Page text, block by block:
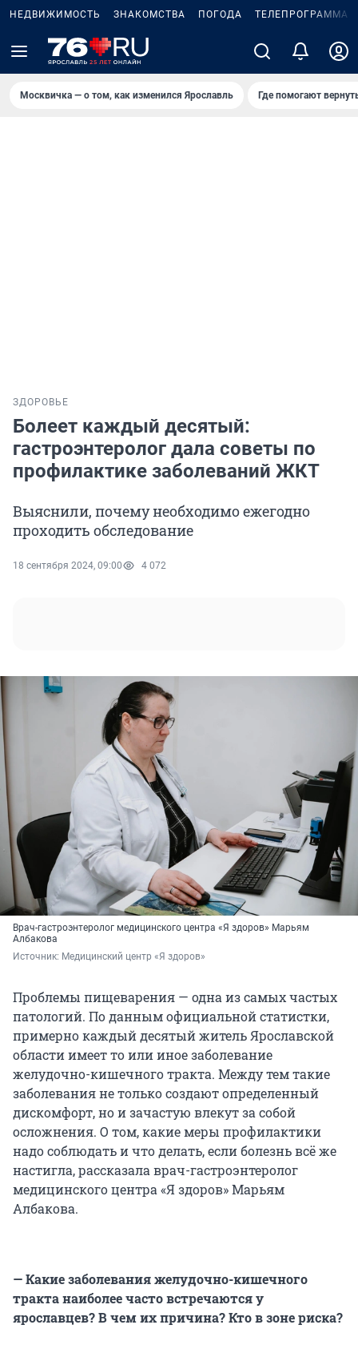
НЕДВИЖИМОСТЬ ЗНАКОМСТВА ПОГОДА ТЕЛЕПРОГРАММА
Москвичка — о том, как изменился Ярославль Где помогают
ЗДОРОВЬЕ
Болеет каждый десятый:
гастроэнтеролог дала советы по
профилактике заболеваний ЖКТ
Выяснили, почему необходимо ежегодно
проходить обследование
18 сентября 2024, 09:00 4 072
Врач-гастроэнтеролог медицинского центра «Я здоров» Марьям
Албакова
Источник: Медицинский центр «Я здоров»
Проблемы пищеварения — одна из самых частых
патологий. По данным официальной статистки,
примерно каждый десятый житель Ярославской
области имеет то или иное заболевание
желудочно-кишечного тракта. Между тем такие
заболевания не только создают определенный
дискомфорт, но и зачастую влекут за собой
осложнения. О том, какие меры профилактики
надо соблюдать и что делать, если болезнь всё же
настигла, рассказала врач-гастроэнтеролог
медицинского центра «Я здоров» Марьям
Албакова.
— Какие заболевания желудочно-кишечного
тракта наиболее часто встречаются у
ярославцев? В чем их причина? Кто в зоне риска?